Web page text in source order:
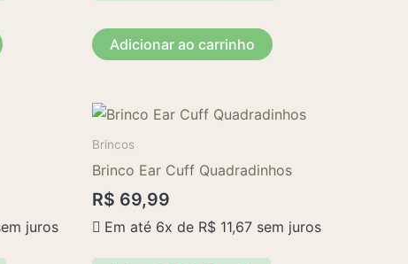
Adicionar ao carrinho
juros
Brincos
Brinco Ear Cuff Quadradinhos
R$ 69,99
Em até 6x de R$ 11,67 sem juros